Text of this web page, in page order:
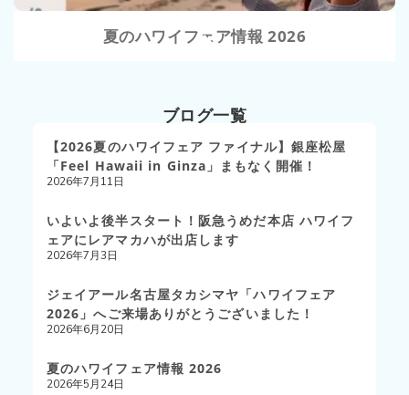
夏のハワイフェア情報 2026
ブログ一覧
【2026夏のハワイフェア ファイナル】銀座松屋
「Feel Hawaii in Ginza」まもなく開催！
2026年7月11日
いよいよ後半スタート！阪急うめだ本店 ハワイフ
ェアにレアマカハが出店します
2026年7月3日
ジェイアール名古屋タカシマヤ「ハワイフェア
2026」へご来場ありがとうございました！
2026年6月20日
夏のハワイフェア情報 2026
2026年5月24日